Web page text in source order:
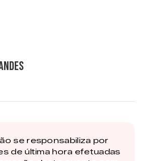
se responsabiliza por
de última hora efetuadas